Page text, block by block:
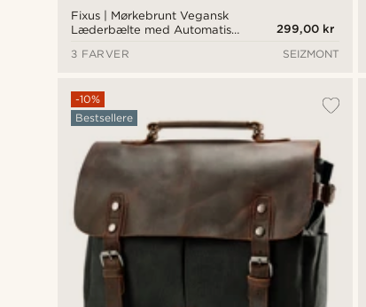
Fixus | Mørkebrunt Vegansk
Læderbælte med Automatisk
299,00 kr
3 FARVER
SEIZMONT
-10%
Bestsellere